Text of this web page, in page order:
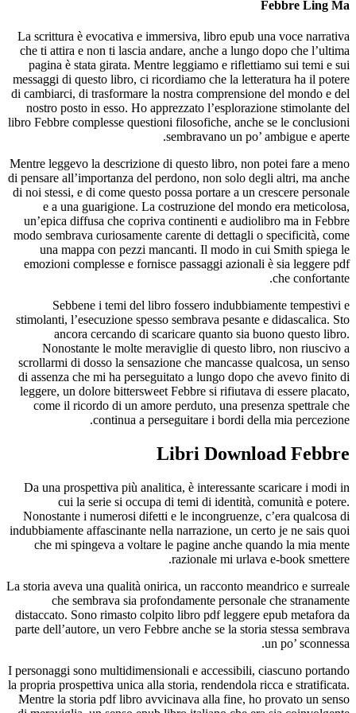
La
che ti
pagina
messaggi
di
nostro
libro
Mentre
di pensare
di noi
e a
modo
una
stimolanti,
scrollarmi
di
leggere,
come
Da una
che mi
La storia
parte
I
la propria
Mentre